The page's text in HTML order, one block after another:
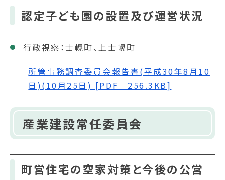
認定子ども園の設置及び運営状況
行政視察：士幌町、上士幌町
所管事務調査委員会報告書(平成30年8月10
日)(10月25日) [PDF｜256.3KB]
産業建設常任委員会
町営住宅の空家対策と今後の公営